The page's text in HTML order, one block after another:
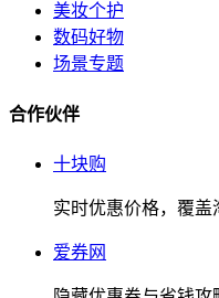
美妆个护
数码好物
场景专题
合作伙伴
十块购
实时优惠价格，覆盖
爱券网